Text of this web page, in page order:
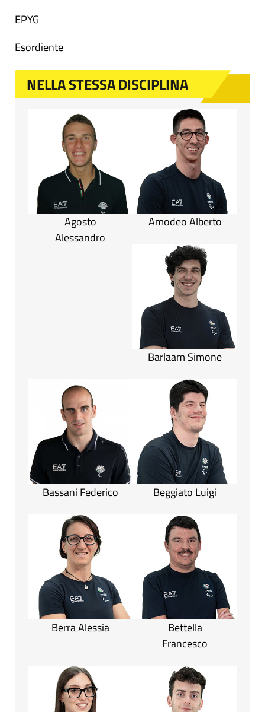
EPYG
Esordiente
NELLA STESSA DISCIPLINA
Agosto
Alessandro
Amodeo Alberto
Barlaam Simone
Bassani Federico Beggiato Luigi
Berra Alessia
Bettella
Francesco